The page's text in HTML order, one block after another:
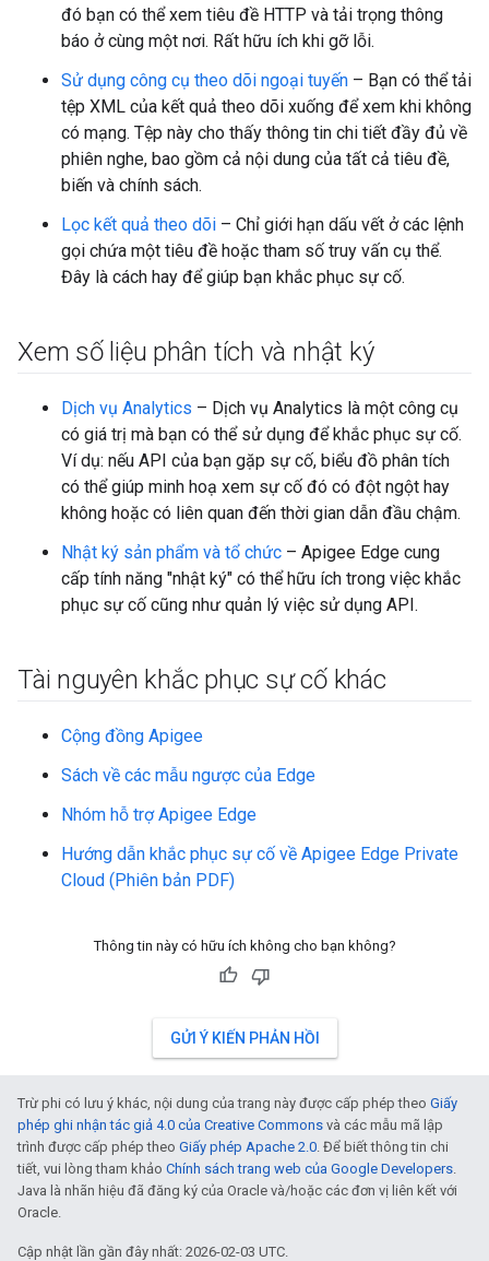
đó bạn có thể xem tiêu đề HTTP và tải trọng thông
báo ở cùng một nơi. Rất hữu ích khi gỡ lỗi.
Sử dụng công cụ theo dõi ngoại tuyến – Bạn có thể tải
tệp XML của kết quả theo dõi xuống để xem khi không
có mạng. Tệp này cho thấy thông tin chi tiết đầy đủ về
phiên nghe, bao gồm cả nội dung của tất cả tiêu đề,
biến và chính sách.
Lọc kết quả theo dõi – Chỉ giới hạn dấu vết ở các lệnh
gọi chứa một tiêu đề hoặc tham số truy vấn cụ thể.
Đây là cách hay để giúp bạn khắc phục sự cố.
Xem số liệu phân tích và nhật ký
Dịch vụ Analytics – Dịch vụ Analytics là một công cụ
có giá trị mà bạn có thể sử dụng để khắc phục sự cố.
Ví dụ: nếu API của bạn gặp sự cố, biểu đồ phân tích
có thể giúp minh hoạ xem sự cố đó có đột ngột hay
không hoặc có liên quan đến thời gian dẫn đầu chậm.
Nhật ký sản phẩm và tổ chức – Apigee Edge cung
cấp tính năng "nhật ký" có thể hữu ích trong việc khắc
phục sự cố cũng như quản lý việc sử dụng API.
Tài nguyên khắc phục sự cố khác
Cộng đồng Apigee
Sách về các mẫu ngược của Edge
Nhóm hỗ trợ Apigee Edge
Hướng dẫn khắc phục sự cố về Apigee Edge Private
Cloud (Phiên bản PDF)
Thông tin này có hữu ích không cho bạn không?
GỬI Ý KIẾN PHẢN HỒI
Trừ phi có lưu ý khác, nội dung của trang này được cấp phép theo Giấy
phép ghi nhận tác giả 4.0 của Creative Commons và các mẫu mã lập
trình được cấp phép theo Giấy phép Apache 2.0. Để biết thông tin chi
tiết, vui lòng tham khảo Chính sách trang web của Google Developers.
Java là nhãn hiệu đã đăng ký của Oracle và/hoặc các đơn vị liên kết với
Oracle.
Cập nhật lần gần đây nhất: 2026-02-03 UTC.